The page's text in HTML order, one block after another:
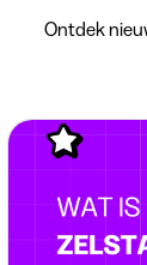
Ontdek